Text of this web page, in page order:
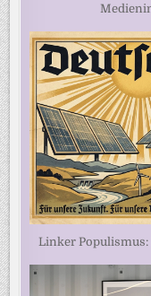
Linker